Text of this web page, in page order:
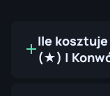
Ile
(★) |